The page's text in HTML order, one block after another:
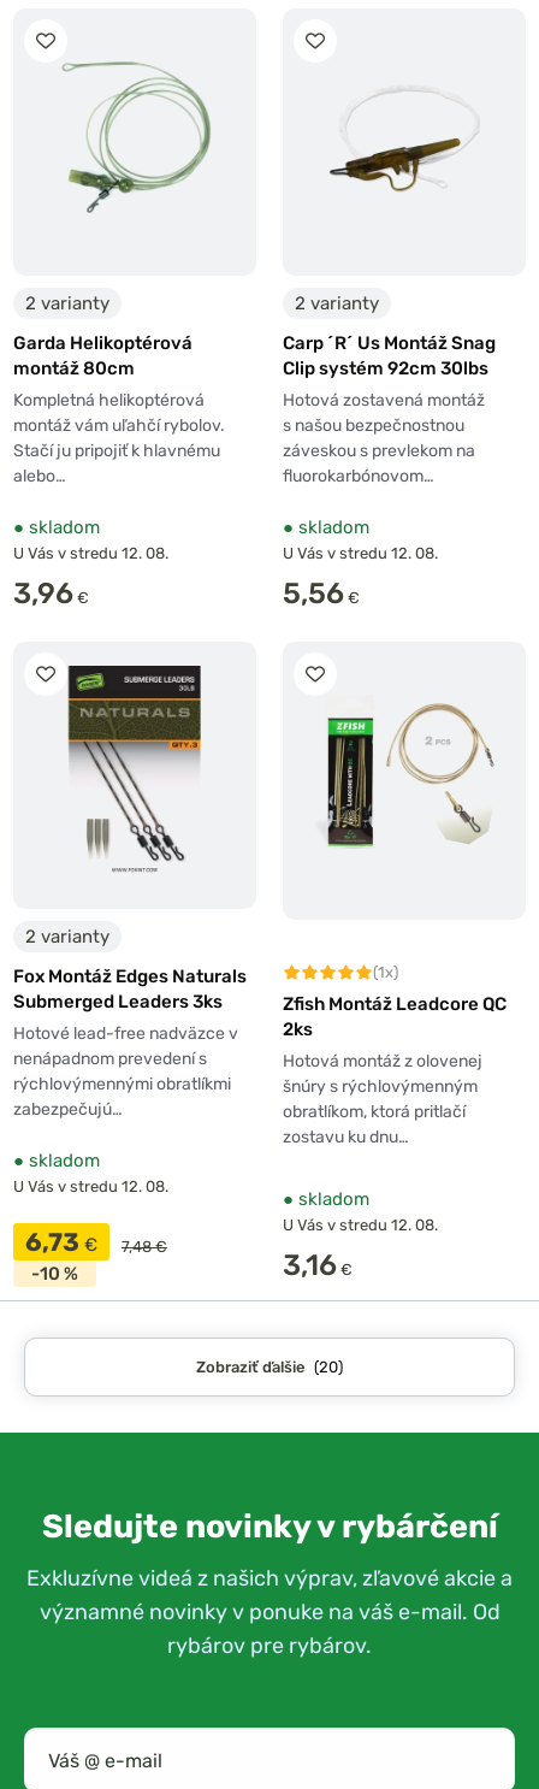
2 varianty
Garda Helikoptérová
montáž 80cm
Kompletná helikoptérová
montáž vám uľahčí rybolov.
Stačí ju pripojiť k hlavnému
alebo…
● skladom
U Vás v stredu 12. 08.
3,96 €
2 varianty
Carp ´R´ Us Montáž Snag
Clip systém 92cm 30lbs
Hotová zostavená montáž
s našou bezpečnostnou
záveskou s prevlekom na
fluorokarbónovom…
● skladom
U Vás v stredu 12. 08.
5,56 €
2 varianty
Fox Montáž Edges Naturals
Submerged Leaders 3ks
Hotové lead-free nadväzce v
nenápadnom prevedení s
rýchlovýmennými obratlíkmi
zabezpečujú…
● skladom
U Vás v stredu 12. 08.
6,73 € 7,48 €
-10 %
(1x)
Zfish Montáž Leadcore QC
2ks
Hotová montáž z olovenej
šnúry s rýchlovýmenným
obratlíkom, ktorá pritlačí
zostavu ku dnu…
● skladom
U Vás v stredu 12. 08.
3,16 €
Zobraziť ďalšie (20)
Sledujte novinky v rybárčení
Exkluzívne videá z našich výprav, zľavové akcie a
významné novinky v ponuke na váš e-mail. Od
rybárov pre rybárov.